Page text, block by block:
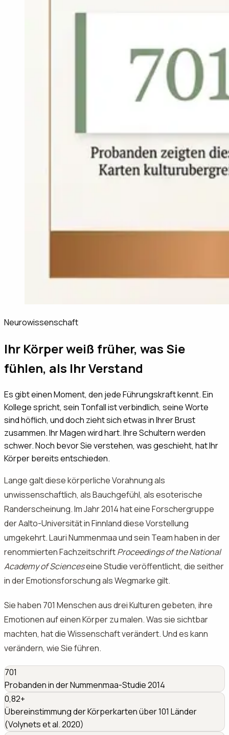
Neurowissenschaft
Ihr Körper weiß früher, was Sie
fühlen, als Ihr Verstand
Es gibt einen Moment, den jede Führungskraft kennt. Ein
Kollege spricht, sein Tonfall ist verbindlich, seine Worte
sind höflich, und doch zieht sich etwas in Ihrer Brust
zusammen. Ihr Magen wird hart. Ihre Schultern werden
schwer. Noch bevor Sie verstehen, was geschieht, hat Ihr
Körper bereits entschieden.
Lange galt diese körperliche Vorahnung als
unwissenschaftlich, als Bauchgefühl, als esoterische
Randerscheinung. Im Jahr 2014 hat eine Forschergruppe
der Aalto-Universität in Finnland diese Vorstellung
umgekehrt. Lauri Nummenmaa und sein Team haben in der
renommierten FachzeitschriftProceedings of the National
Academy of Scienceseine Studie veröffentlicht, die seither
in der Emotionsforschung als Wegmarke gilt.
Sie haben 701 Menschen aus drei Kulturen gebeten, ihre
Emotionen auf einen Körper zu malen. Was sie sichtbar
machten, hat die Wissenschaft verändert. Und es kann
verändern, wie Sie führen.
701
Probanden in der Nummenmaa-Studie 2014
0,82+
Übereinstimmung der Körperkarten über 101 Länder
(Volynets et al. 2020)